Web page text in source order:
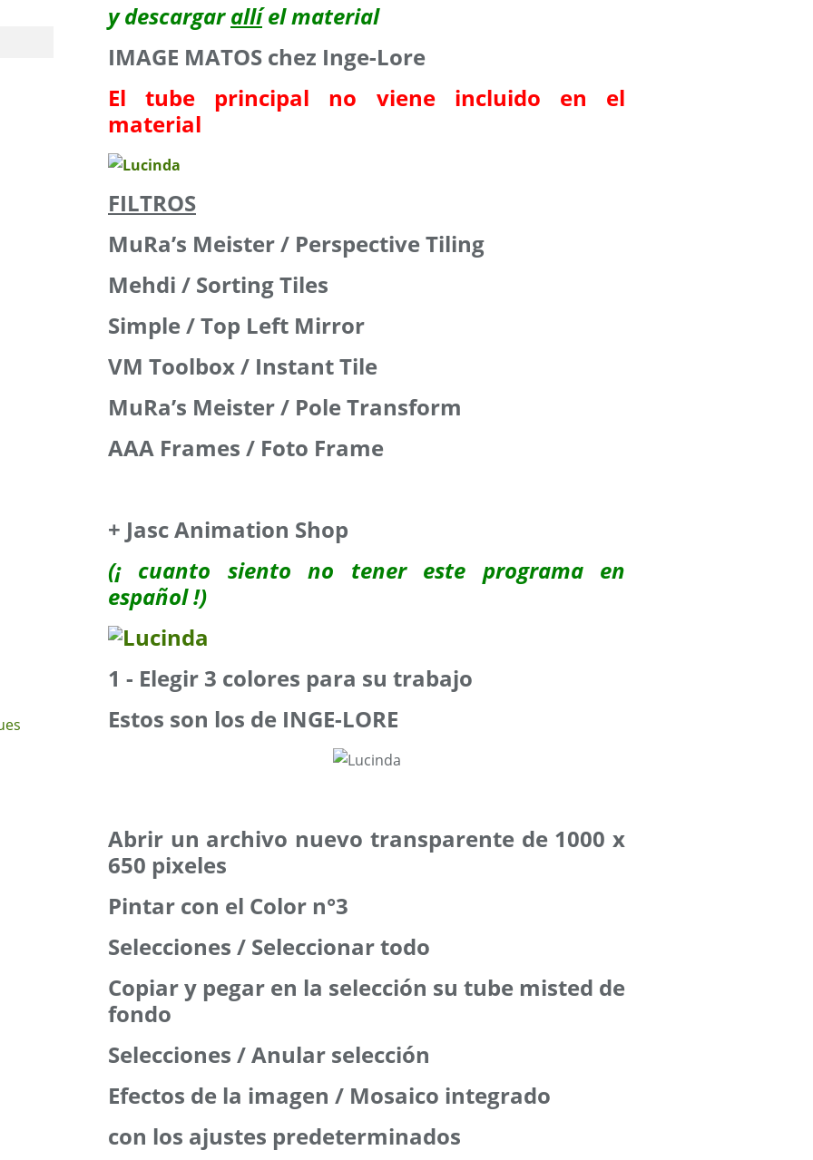
y descargarallíel material
IMAGE MATOS chez Inge-Lore
El tube principal no viene incluido en el
material
FILTROS
MuRa’s Meister / Perspective Tiling
Mehdi / Sorting Tiles
Simple / Top Left Mirror
VM Toolbox / Instant Tile
MuRa’s Meister / Pole Transform
AAA Frames / Foto Frame
+ Jasc Animation Shop
(¡ cuanto siento no tener este programa en
español !)
1 - Elegir 3 colores para su trabajo
Estos son los de INGE-LORE
Abrir un archivo nuevo transparente de 1000 x
650 pixeles
Pintar con el Color n°3
Selecciones / Seleccionar todo
Copiar y pegar en la selección su tube misted de
fondo
Selecciones / Anular selección
Efectos de la imagen / Mosaico integrado
con los ajustes predeterminados